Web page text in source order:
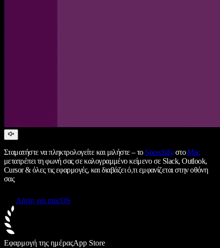
Σταματήστε να πληκτρολογείτε και μιλήστε – το SpeechifyστοMac
μετατρέπει τη φωνή σας σε καλογραμμένο κείμενο σε Slack, Outlook,
Cursor & όλες τις εφαρμογές, και διαβάζει ό,τι εμφανίζεται στην οθόνη
σας
Λήψη για macOS
Εφαρμογή της ημέραςApp Store